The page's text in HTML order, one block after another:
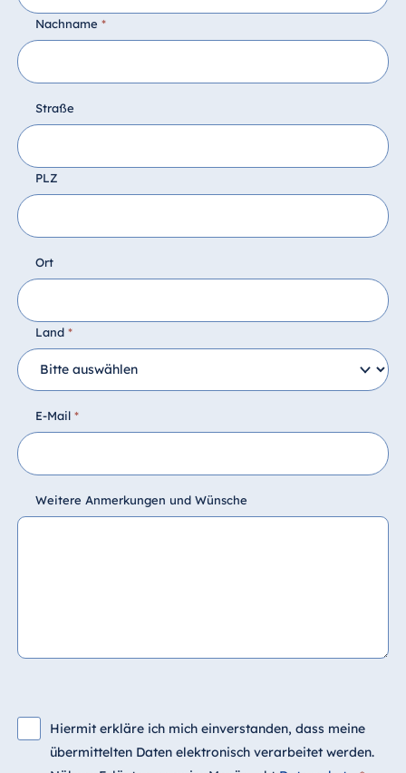
Nachname *
Straße
PLZ
Ort
Land *
E-Mail *
Weitere Anmerkungen und Wünsche
Hiermit erkläre ich mich einverstanden, dass meine
übermittelten Daten elektronisch verarbeitet werden.